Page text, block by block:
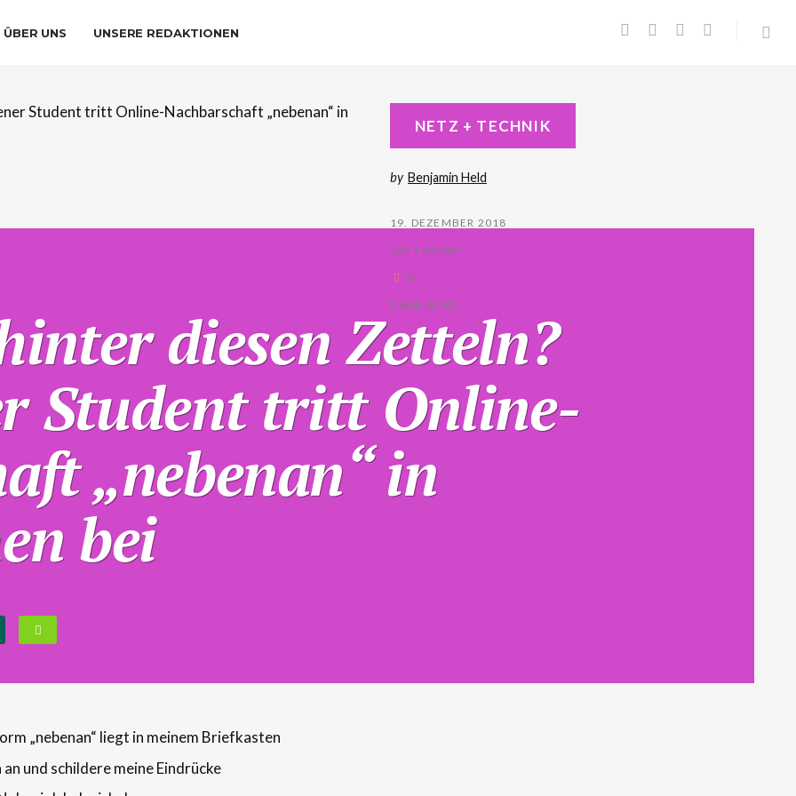
ÜBER UNS UNSERE REDAKTIONEN
NETZ + TECHNIK
by Benjamin Held
19. DEZEMBER 2018
2621 VIEWS
0
3 MIN READ
diesen Zetteln?
Student tritt Online-
„nebenan“ in
bei
„nebenan“ liegt in meinem Briefkasten
und schildere meine Eindrücke